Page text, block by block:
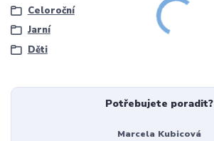
Celoroční
Jarní
Děti
Potřebujete poradit?
Marcela Kubicová